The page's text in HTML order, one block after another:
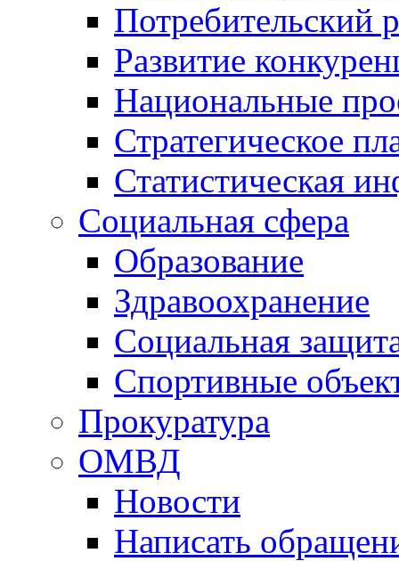
Потребительский
Развитие
Национальные
Стратегическое
Статистическая
Социальная сфера
Образование
Здравоохранение
Социальная
Спортивные
Прокуратура
ОМВД
Новости
Написать